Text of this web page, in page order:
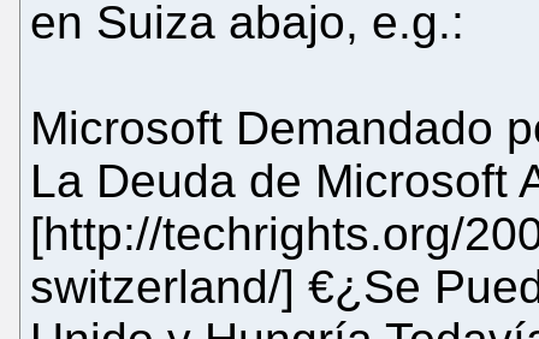
en Suiza abajo, e.g.:
Microsoft Demandado
La Deuda de Microsoft
[http://techrights.org/
switzerland/] €¿Se